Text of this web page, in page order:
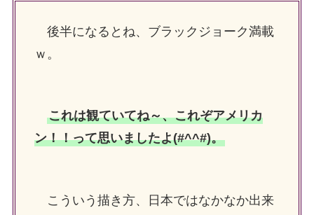
後半になるとね、ブラックジョーク満載
ｗ。
これは観ていてね～、これぞアメリカ
ン！！って思いましたよ(#^^#)。
こういう描き方、日本ではなかなか出来